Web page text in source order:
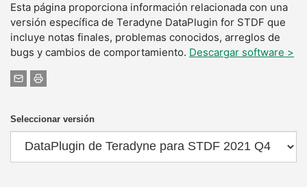
Esta página proporciona información relacionada con una
versión específica de Teradyne DataPlugin for STDF que
incluye notas finales, problemas conocidos, arreglos de
bugs y cambios de comportamiento. Descargar software >
Seleccionar versión